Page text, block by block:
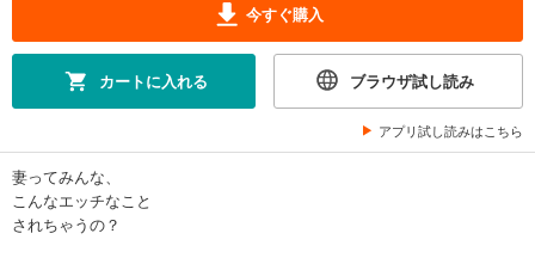
今すぐ購入
カートに入れる ブラウザ試し読み
アプリ試し読みはこちら
妻ってみんな、
こんなエッチなこと
されちゃうの？